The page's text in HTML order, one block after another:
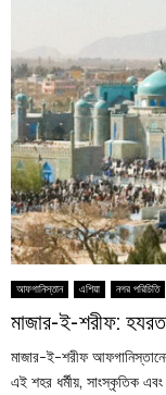
আফগানিস্তান এশিয়া নগর পরিচিতি
মাজার-ই-শরীফ:
মাজার-ই-শরীফ
এই শহর ধর্মীয়, সাংস্কৃতিক এবং